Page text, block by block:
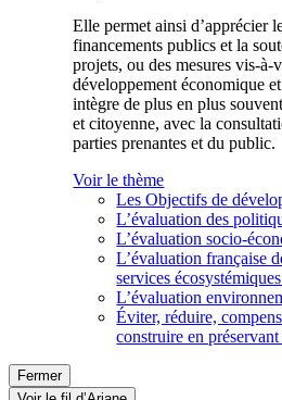
Elle permet ainsi d’apprécier
financements publics et la
projets, ou des mesures vis-à-
développement économique
intègre de plus en plus
et citoyenne, avec la
parties prenantes et du public.
Voir le thème
Les Objectifs de
L’évaluation des
L’évaluation socio-
L’évaluation française
services
L’évaluation
Éviter, réduire,
construire en
Fermer